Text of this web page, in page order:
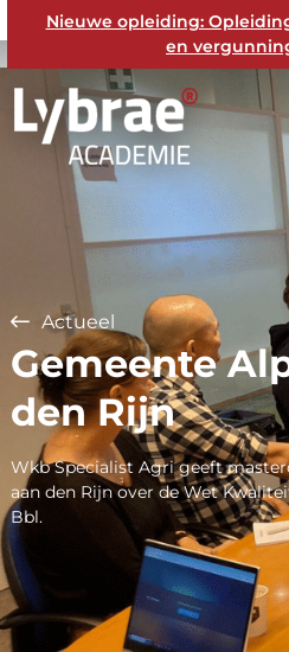
Nieuwe opleiding:
en
Actueel
Gemeente
den Rijn
Wkb Specialist Agri geeft
aan den Rijn over de Wet
Bbl.